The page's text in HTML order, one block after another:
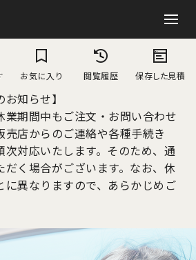
お気に入り 閲覧履歴 保存した見積
知らせ】
業期間中もご注文・お問い合わせ
売店からのご連絡や各種手続き
次対応いたします。そのため、通
だく場合がございます。なお、休
に異なりますので、あらかじめご